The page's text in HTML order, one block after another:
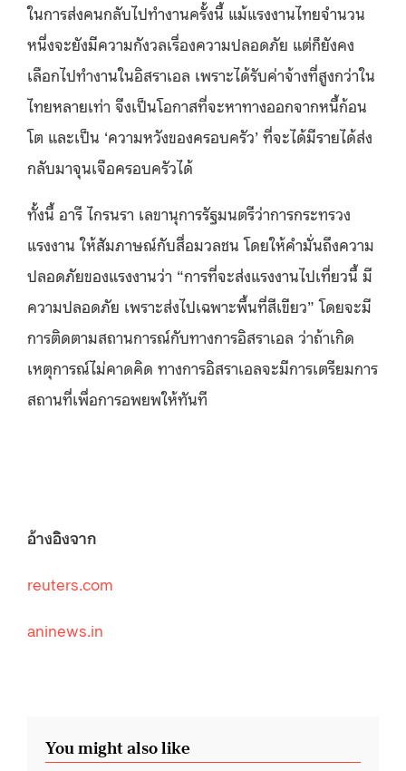
ในการส่งคนกลับไปทำงานครั้งนี้ แม้แรงงานไทยจำนวน
หนึ่งจะยังมีความกังวลเรื่องความปลอดภัย แต่ก็ยังคง
เลือกไปทำงานในอิสราเอล เพราะได้รับค่าจ้างที่สูงกว่าใน
ไทยหลายเท่า จึงเป็นโอกาสที่จะหาทางออกจากหนี้ก้อน
โต และเป็น ‘ความหวังของครอบครัว’ ที่จะได้มีรายได้ส่ง
กลับมาจุนเจือครอบครัวได้
ทั้งนี้ อารี ไกรนรา เลขานุการรัฐมนตรีว่าการกระทรวง
แรงงาน ให้สัมภาษณ์กับสื่อมวลชน โดยให้คำมั่นถึงความ
ปลอดภัยของแรงงานว่า “การที่จะส่งแรงงานไปเที่ยวนี้ มี
ความปลอดภัย เพราะส่งไปเฉพาะพื้นที่สีเขียว” โดยจะมี
การติดตามสถานการณ์กับทางการอิสราเอล ว่าถ้าเกิด
เหตุการณ์ไม่คาดคิด ทางการอิสราเอลจะมีการเตรียมการ
สถานที่เพื่อการอพยพให้ทันที
อ้างอิงจาก
reuters.com
aninews.in
You might also like